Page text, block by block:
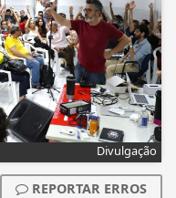
Divulgação
REPORTAR ERROS